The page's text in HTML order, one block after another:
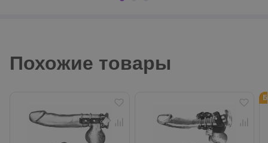
Похожие товары